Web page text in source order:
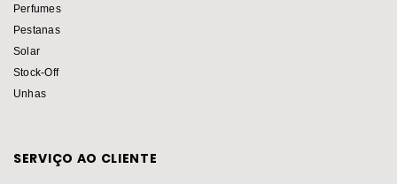
Perfumes
Pestanas
Solar
Stock-Off
Unhas
SERVIÇO AO CLIENTE